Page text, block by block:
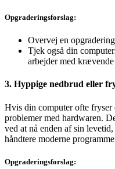
Opgraderingsforslag:
Overvej en
Tjek også din
arbejder med
3. Hyppige nedbrud eller
Hvis din computer ofte fryser
problemer med hardwaren.
ved at nå enden af sin
håndtere moderne
Opgraderingsforslag: